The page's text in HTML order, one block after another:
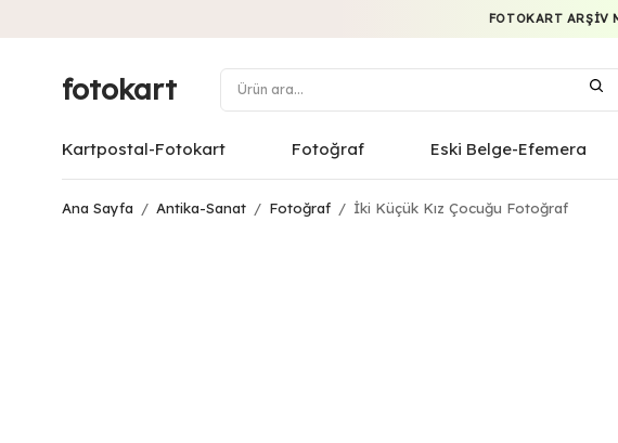
FOTOKART ARŞIV
fotokart
Kartpostal-Fotokart Fotoğraf Eski Belge-Efemera
Ana Sayfa / Antika-Sanat / Fotoğraf / İki Küçük Kız Çocuğu Fotoğraf